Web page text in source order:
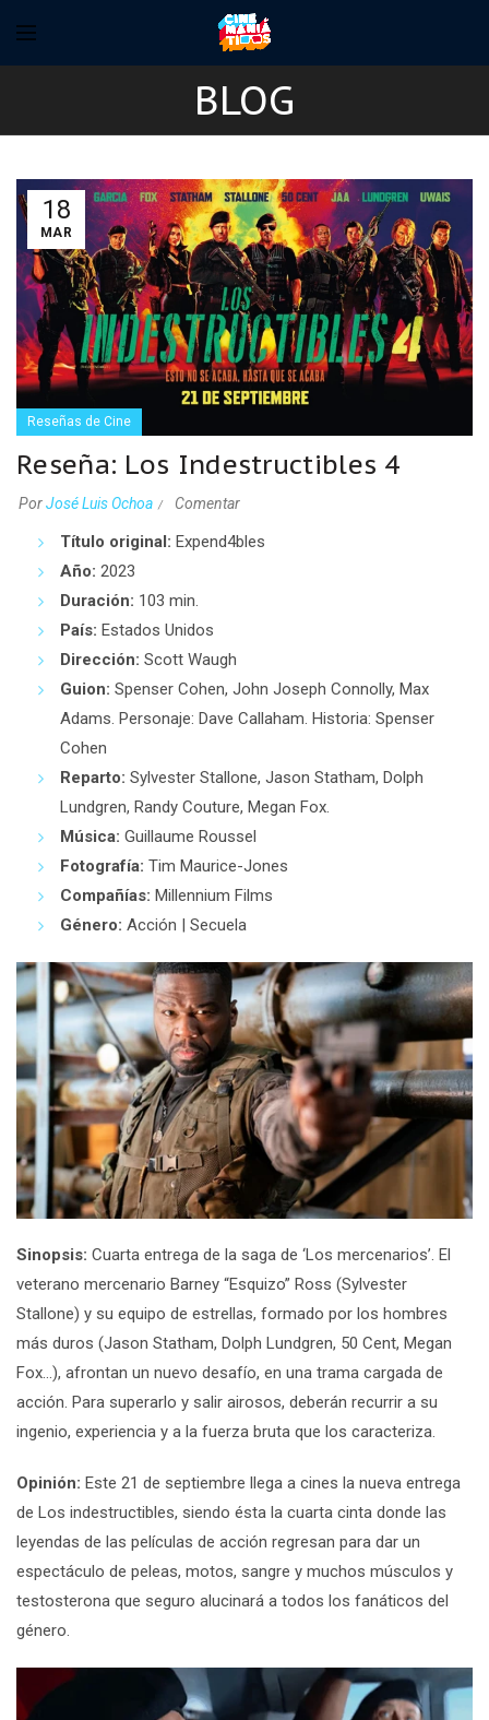
BLOG
18
MAR
Reseñas de Cine
Reseña: Los Indestructibles 4
PorJosé Luis Ochoa Comentar
Título original: Expend4bles
Año: 2023
Duración: 103 min.
País: Estados Unidos
Dirección: Scott Waugh
Guion: Spenser Cohen, John Joseph Connolly, Max
Adams. Personaje: Dave Callaham. Historia: Spenser
Cohen
Reparto: Sylvester Stallone, Jason Statham, Dolph
Lundgren, Randy Couture, Megan Fox.
Música: Guillaume Roussel
Fotografía: Tim Maurice-Jones
Compañías: Millennium Films
Género: Acción | Secuela
Sinopsis: Cuarta entrega de la saga de ‘Los mercenarios’. El
veterano mercenario Barney “Esquizo” Ross (Sylvester
Stallone) y su equipo de estrellas, formado por los hombres
más duros (Jason Statham, Dolph Lundgren, 50 Cent, Megan
Fox…), afrontan un nuevo desafío, en una trama cargada de
acción. Para superarlo y salir airosos, deberán recurrir a su
ingenio, experiencia y a la fuerza bruta que los caracteriza.
Opinión: Este 21 de septiembre llega a cines la nueva entrega
de Los indestructibles, siendo ésta la cuarta cinta donde las
leyendas de las películas de acción regresan para dar un
espectáculo de peleas, motos, sangre y muchos músculos y
testosterona que seguro alucinará a todos los fanáticos del
género.